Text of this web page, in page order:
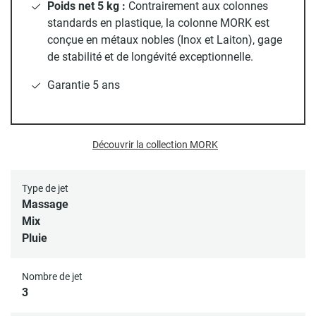
- Confort et Sécurité Thermostatique
Dites adieu aux variations de température brutales. Le
mitigeur thermostatiquehaute précision maintient l'eau
exactement comme vous l'aimez.
Sécurité anti-brûlure :
accident.
Robustesse :
pour une prise en main précise et une résistance à toute
épreuve, là où les modèles standards utilisent du plastique
Chaque salle de bain est unique, c'est pourquoi la colonne
Type de jet
Massage
Mix
Pluie
Nombre de jet
3
Poids net 5 kg : Contrairement aux colonnes
standards en plastique, la colonne MORK est
conçue en métaux nobles (Inox et Laiton), gage
de stabilité et de longévité exceptionnelle.
Garantie 5 ans
Découvrir la collection MORK